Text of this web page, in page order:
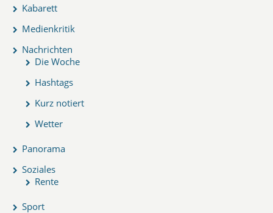
Kabarett
Medienkritik
Nachrichten
Die Woche
Hashtags
Kurz notiert
Wetter
Panorama
Soziales
Rente
Sport